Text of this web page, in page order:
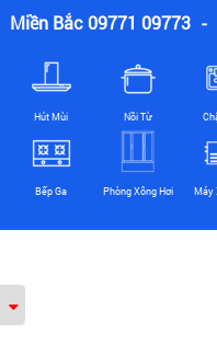
Miền Bắc 09771 09773 -
Hút Mùi Nồi Từ
Bếp Ga Phòng Xông Hơi Máy